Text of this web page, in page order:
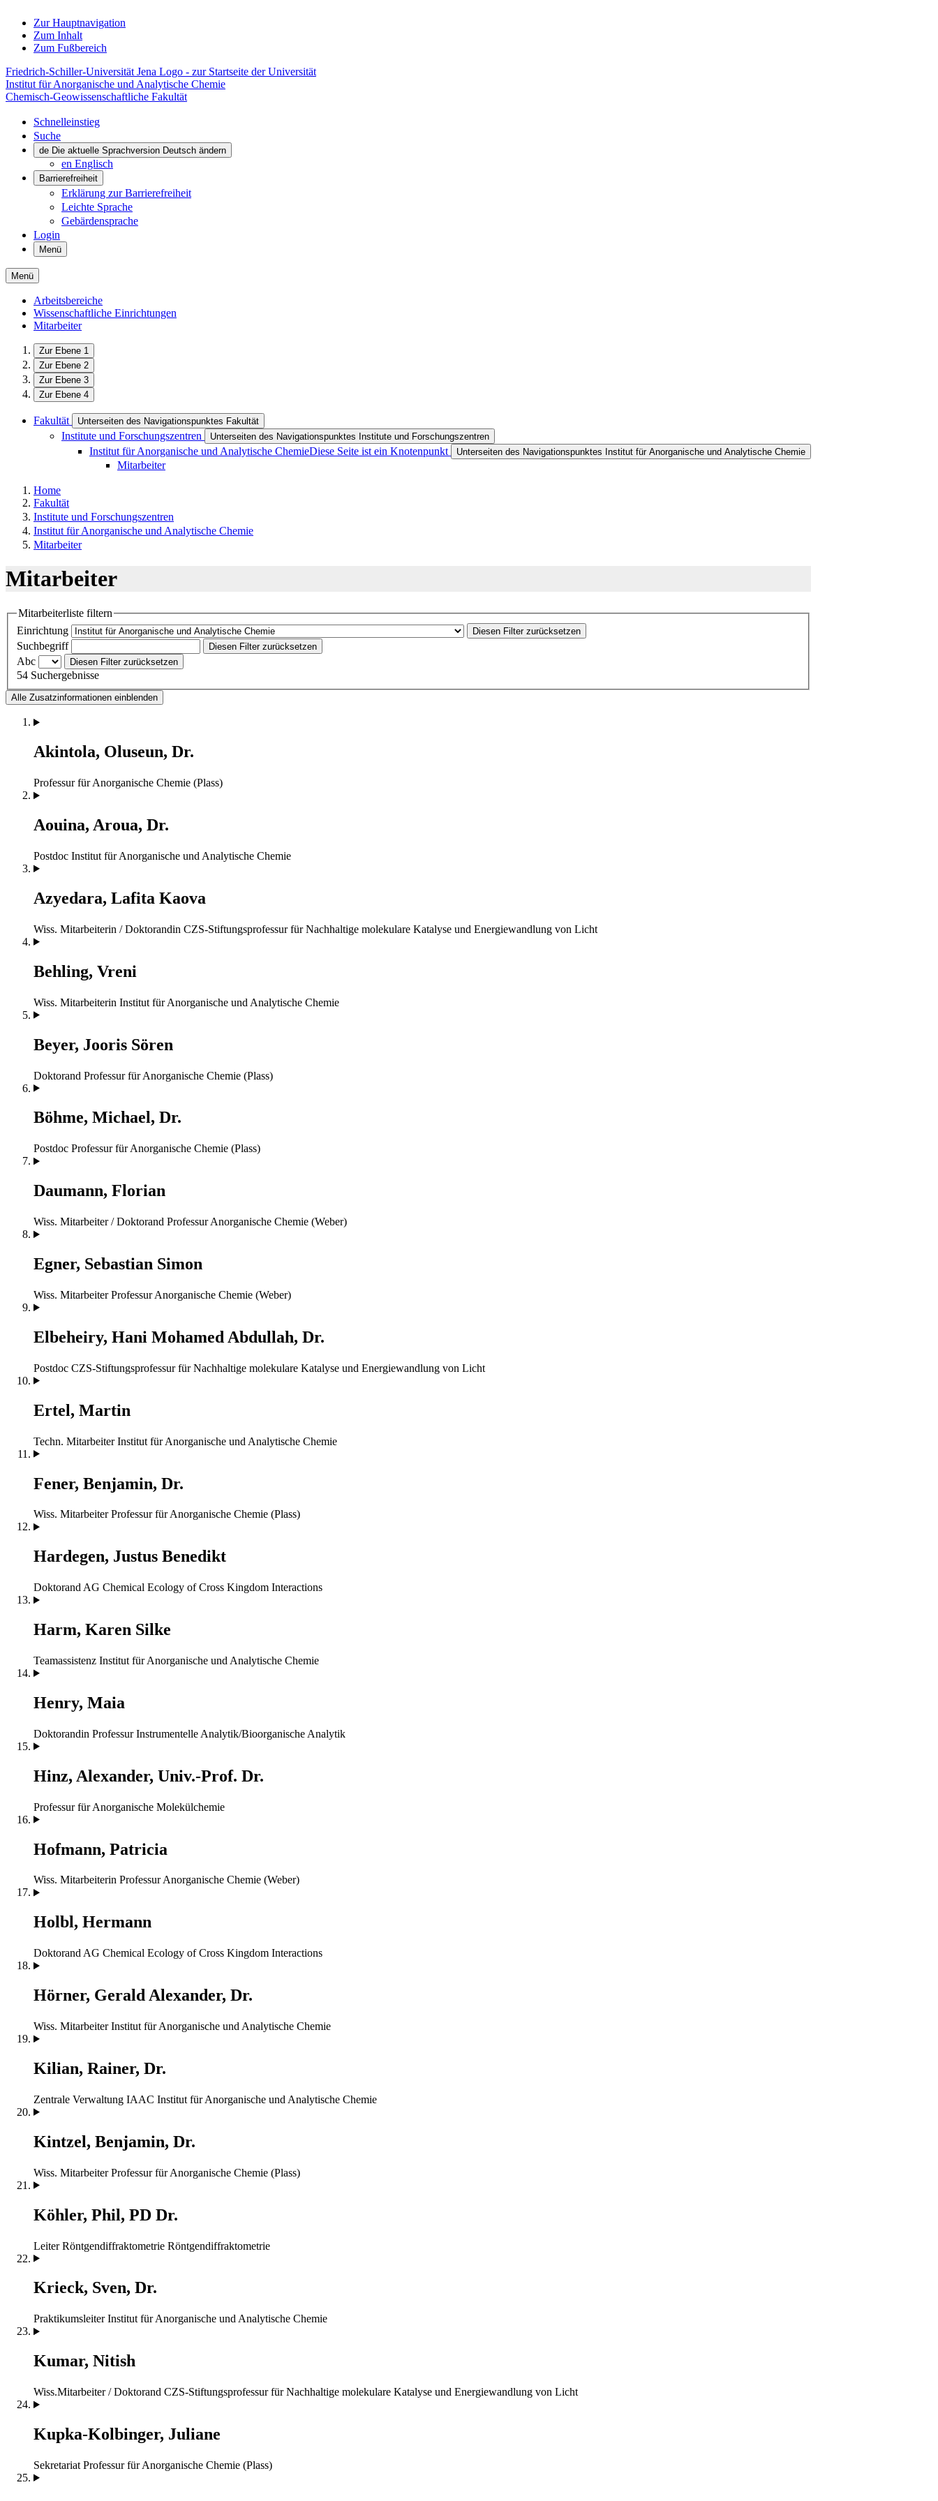
Zur Hauptnavigation
Zum Inhalt
Zum Fußbereich
Friedrich-Schiller-Universität Jena Logo - zur Startseite der Universität
Institut für Anorganische und Analytische Chemie
Chemisch-Geowissenschaftliche Fakultät
Schnelleinstieg
Suche
de Die aktuelle Sprachversion Deutsch ändern
en Englisch
Barrierefreiheit
Erklärung zur Barrierefreiheit
Leichte Sprache
Gebärdensprache
Login
Menü
Menü
Arbeitsbereiche
Wissenschaftliche Einrichtungen
Mitarbeiter
Zur Ebene 1
Zur Ebene 2
Zur Ebene 3
Zur Ebene 4
Fakultät Unterseiten des Navigationspunktes Fakultät
Institute und Forschungszentren Unterseiten des Navigationspunktes Institute und Forschungszentren
Institut für Anorganische und Analytische ChemieDiese Seite ist ein Knotenpunkt Unterseiten des Navigationspunktes Institut für Anorganische und Analytische Chemie
Mitarbeiter
Home
Fakultät
Institute und Forschungszentren
Institut für Anorganische und Analytische Chemie
Mitarbeiter
Mitarbeiter
Mitarbeiterliste filtern
Einrichtung
Diesen Filter zurücksetzen
Suchbegriff Diesen Filter zurücksetzen
Abc Diesen Filter zurücksetzen
54 Suchergebnisse
Alle Zusatzinformationen einblenden
Akintola, Oluseun, Dr.
Professur für Anorganische Chemie (Plass)
Aouina, Aroua, Dr.
Postdoc Institut für Anorganische und Analytische Chemie
Azyedara, Lafita Kaova
Wiss. Mitarbeiterin / Doktorandin CZS-Stiftungsprofessur für Nachhaltige molekulare Katalyse und Energiewandlung von Licht
Behling, Vreni
Wiss. Mitarbeiterin Institut für Anorganische und Analytische Chemie
Beyer, Jooris Sören
Doktorand Professur für Anorganische Chemie (Plass)
Böhme, Michael, Dr.
Postdoc Professur für Anorganische Chemie (Plass)
Daumann, Florian
Wiss. Mitarbeiter / Doktorand Professur Anorganische Chemie (Weber)
Egner, Sebastian Simon
Wiss. Mitarbeiter Professur Anorganische Chemie (Weber)
Elbeheiry, Hani Mohamed Abdullah, Dr.
Postdoc CZS-Stiftungsprofessur für Nachhaltige molekulare Katalyse und Energiewandlung von Licht
Ertel, Martin
Techn. Mitarbeiter Institut für Anorganische und Analytische Chemie
Fener, Benjamin, Dr.
Wiss. Mitarbeiter Professur für Anorganische Chemie (Plass)
Hardegen, Justus Benedikt
Doktorand AG Chemical Ecology of Cross Kingdom Interactions
Harm, Karen Silke
Teamassistenz Institut für Anorganische und Analytische Chemie
Henry, Maia
Doktorandin Professur Instrumentelle Analytik/Bioorganische Analytik
Hinz, Alexander, Univ.-Prof. Dr.
Professur für Anorganische Molekülchemie
Hofmann, Patricia
Wiss. Mitarbeiterin Professur Anorganische Chemie (Weber)
Holbl, Hermann
Doktorand AG Chemical Ecology of Cross Kingdom Interactions
Hörner, Gerald Alexander, Dr.
Wiss. Mitarbeiter Institut für Anorganische und Analytische Chemie
Kilian, Rainer, Dr.
Zentrale Verwaltung IAAC Institut für Anorganische und Analytische Chemie
Kintzel, Benjamin, Dr.
Wiss. Mitarbeiter Professur für Anorganische Chemie (Plass)
Köhler, Phil, PD Dr.
Leiter Röntgendiffraktometrie Röntgendiffraktometrie
Krieck, Sven, Dr.
Praktikumsleiter Institut für Anorganische und Analytische Chemie
Kumar, Nitish
Wiss.Mitarbeiter / Doktorand CZS-Stiftungsprofessur für Nachhaltige molekulare Katalyse und Energiewandlung von Licht
Kupka-Kolbinger, Juliane
Sekretariat Professur für Anorganische Chemie (Plass)